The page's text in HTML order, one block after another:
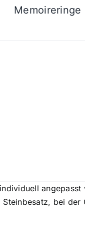
Memoireringe
angepasst
Steinbesatz, bei